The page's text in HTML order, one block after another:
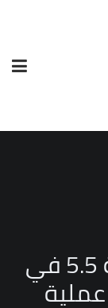
كيف أحصل على درجة 5.5 في
عملية